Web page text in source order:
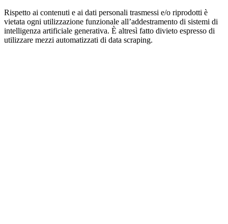
Rispetto ai contenuti e ai dati personali trasmessi e/o riprodotti è
vietata ogni utilizzazione funzionale all’addestramento di sistemi di
intelligenza artificiale generativa. È altresì fatto divieto espresso di
utilizzare mezzi automatizzati di data scraping.